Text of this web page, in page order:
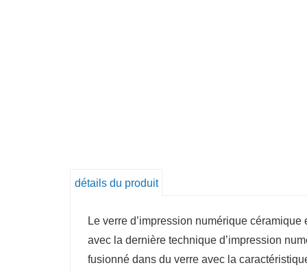
détails du produit
Le verre d’impression numérique
avec la dernière technique d’impression
fusionné dans du verre avec la